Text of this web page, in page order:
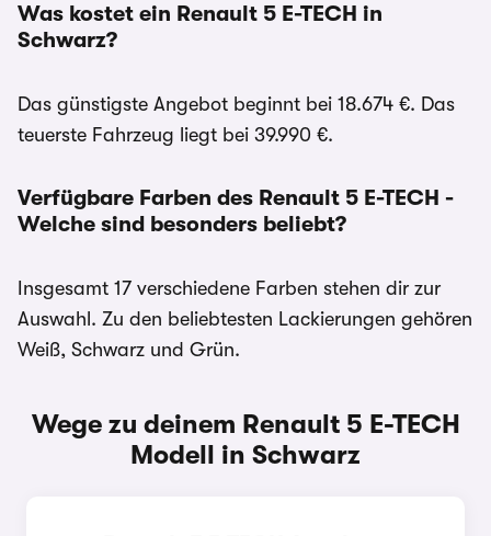
Was kostet ein Renault 5 E-TECH in
Schwarz?
Das günstigste Angebot beginnt bei 18.674 €. Das
teuerste Fahrzeug liegt bei 39.990 €.
Verfügbare Farben des Renault 5 E-TECH -
Welche sind besonders beliebt?
Insgesamt 17 verschiedene Farben stehen dir zur
Auswahl. Zu den beliebtesten Lackierungen gehören
Weiß, Schwarz und Grün.
Wege zu deinem Renault 5 E-TECH
Modell in Schwarz